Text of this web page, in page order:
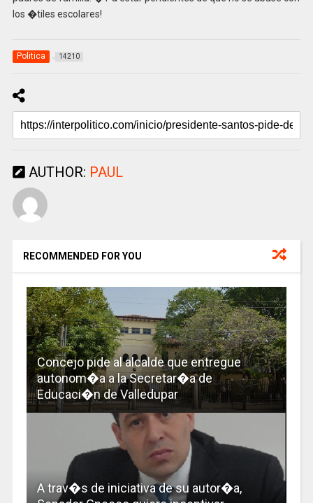
los �tiles escolares!
Politica 14210
AUTHOR: PAUL
RECOMMENDED FOR YOU
Concejo pide al alcalde que entregue
autonom�a a la Secretar�a de
Educaci�n de Valledupar
A trav�s de iniciativa de su autor�a,